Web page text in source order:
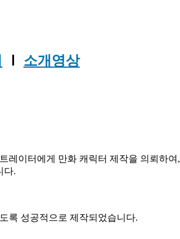
소개영상
레이터에게 만화 캐릭터 제작을 의뢰하여,
다.
록 성공적으로 제작되었습니다.